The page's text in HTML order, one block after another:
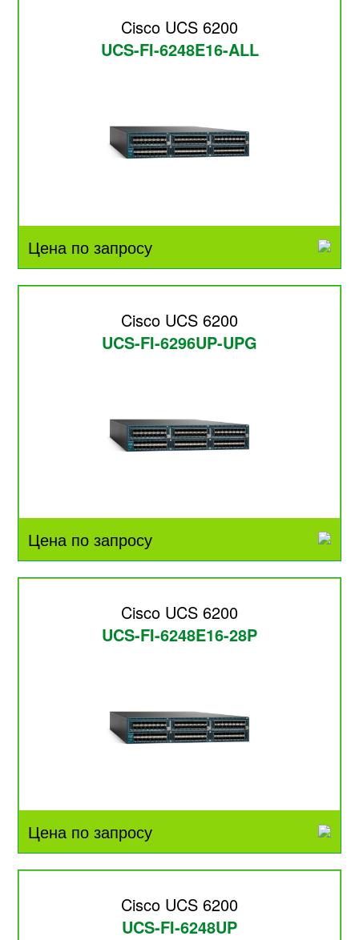
Cisco UCS 6200
UCS-FI-6248E16-ALL
Цена по запросу
Cisco UCS 6200
UCS-FI-6296UP-UPG
Цена по запросу
Cisco UCS 6200
UCS-FI-6248E16-28P
Цена по запросу
Cisco UCS 6200
UCS-FI-6248UP